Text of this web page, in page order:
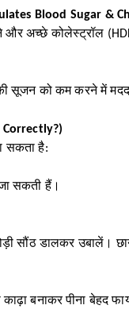
Blood Sugar &
अच्छे कोलेस्ट्रॉल
सूजन को कम करने में
सकता है:
सकती हैं।
सौंठ डालकर उबालें।
बनाकर पीना बेहद